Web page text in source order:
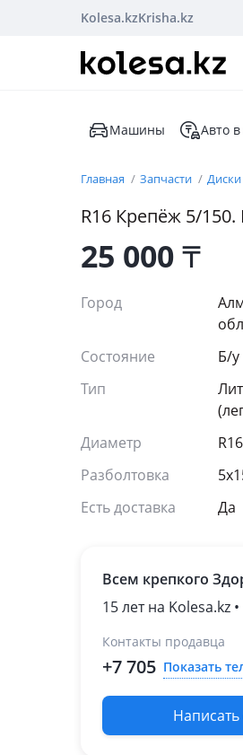
Kolesa.kzKrisha.kz
Машины Авто
Главная Запчасти Диски
R16 Крепёж 5/
25 000₸
Город
Состояние
Б/y
Тип
Диаметр
R16
Разболтовка
Есть доставка
Да
Всем крепкого
15 лет на Kolesa.kz
Контакты продавца
+7 705 Показать